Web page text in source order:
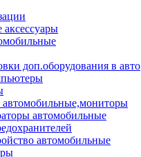
аксессуары
доп.оборудования в авто
автомобильные
автомобильные